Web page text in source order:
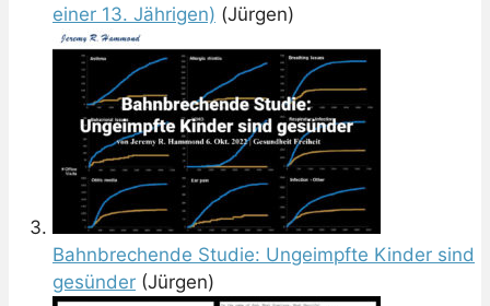
einer 13. Jährigen) (Jürgen)
Bahnbrechende Studie: Ungeimpfte Kinder sind
gesünder (Jürgen)